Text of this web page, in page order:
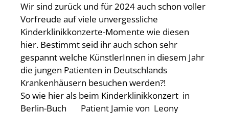
Wir sind zurück und für 2024 auch schon voller
Vorfreude auf viele unvergessliche
Kinderklinikkonzerte-Momente wie diesen
hier. Bestimmt seid ihr auch schon sehr
gespannt welche KünstlerInnen in diesem Jahr
die jungen Patienten in Deutschlands
Krankenhäusern besuchen werden?!
So wie hier als beim Kinderklinikkonzert in
Berlin-Buch Patient Jamie von Leony